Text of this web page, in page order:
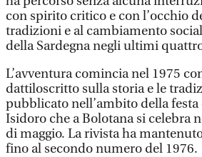
con spirito critico e con l’occhio
tradizioni e al cambiamento
della Sardegna negli ultimi
L’avventura comincia nel 1975
dattiloscritto sulla storia e le
pubblicato nell’ambito della festa
Isidoro che a Bolotana si celebra
di maggio. La rivista ha
fino al secondo numero del 1976.